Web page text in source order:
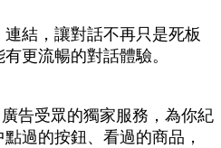
結，讓對話不再只是死板
更流暢的對話體驗。
告受眾的獨家服務，為你紀
過的按鈕、看過的商品，